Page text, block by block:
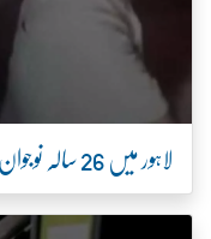
لاہور میں 26 سالہ نوجوان 15 لاکھ روپے تاوان کے لیے اغوا